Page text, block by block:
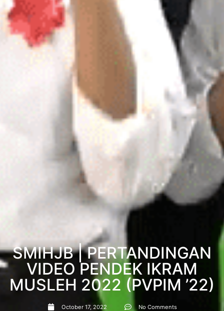
SMIHJB | PERTANDINGAN
VIDEO PENDEK IKRAM
MUSLEH 2022 (PVPIM ’22)
October 17, 2022 No Comments